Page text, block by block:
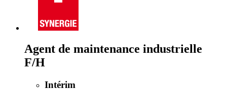
Agent de maintenance industrielle
F/H
Intérim